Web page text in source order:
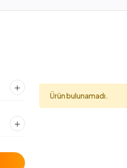
Ürün bulunamadı.